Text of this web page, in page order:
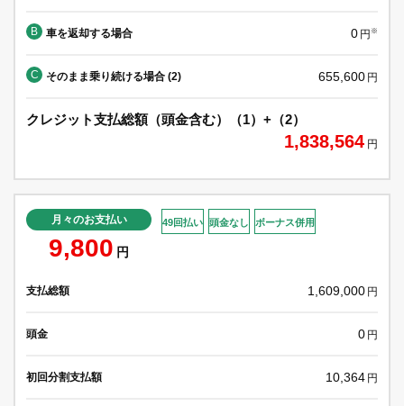
B 車を返却する場合 0 円 ※
C そのまま乗り続ける場合 (2) 655,600 円
クレジット支払総額（頭金含む）（1）+（2）
1,838,564 円
月々のお支払い
9,800 円
49回払い 頭金なし ボーナス併用
支払総額 1,609,000 円
頭金 0 円
初回分割支払額 10,364 円